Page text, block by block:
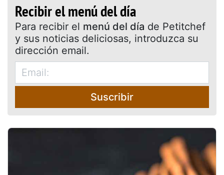
Recibir el menú del día
Para recibir el menú del día de Petitchef
y sus noticias deliciosas, introduzca su
dirección email.
Suscribir